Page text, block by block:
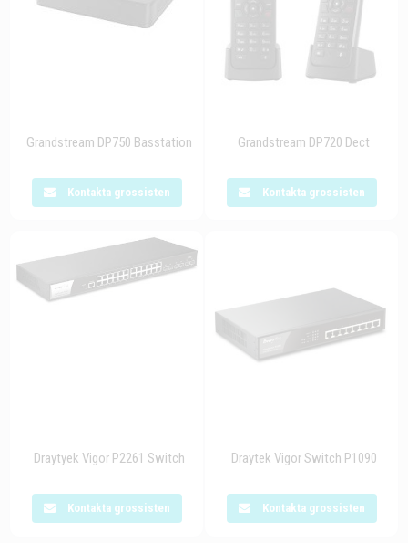
Grandstream DP750 Basstation
Kontakta grossisten
Grandstream DP720 Dect
Kontakta grossisten
Draytyek Vigor P2261 Switch
Kontakta grossisten
Draytek Vigor Switch P1090
Kontakta grossisten